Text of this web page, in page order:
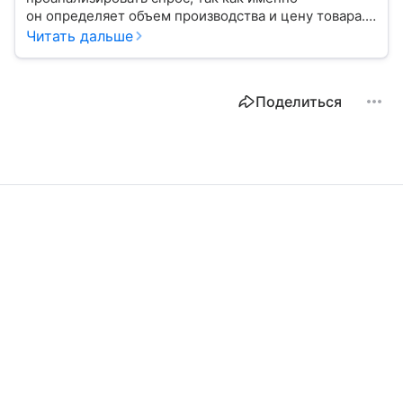
он определяет объем производства и цену товара.
С помощью эксперта расскажем, как рассчитать
Читать дальше
Поделиться